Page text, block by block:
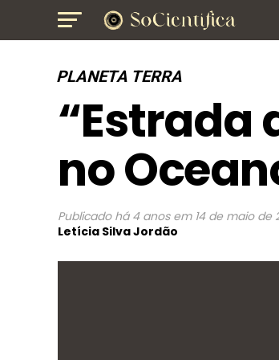
PLANETA TERRA
“Estrada
no
Publicado há 4 anos em 14 de maio de
Letícia Silva Jordão